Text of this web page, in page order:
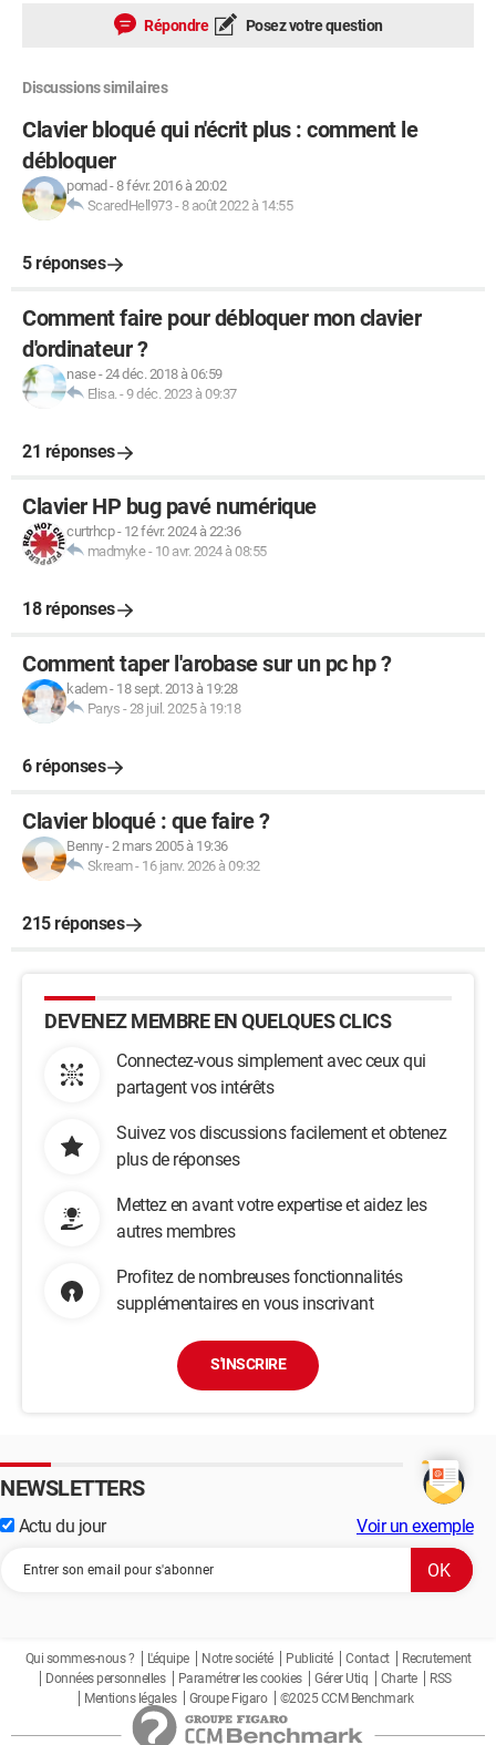
Répondre Posez votre question
Discussions similaires
Clavier bloqué qui n'écrit plus : comment le
débloquer
pomad -8 févr. 2016 à 20:02
ScaredHell973- 8 août 2022 à 14:55
5 réponses
Comment faire pour débloquer mon clavier
d'ordinateur ?
nase-24 déc. 2018 à 06:59
Elisa. -9 déc. 2023 à 09:37
21 réponses
Clavier HP bug pavé numérique
curtrhcp- 12 févr. 2024 à 22:36
madmyke- 10 avr. 2024 à 08:55
18 réponses
Comment taper l'arobase sur un pc hp ?
kadem- 18 sept. 2013 à 19:28
Parys -28 juil. 2025 à 19:18
6 réponses
Clavier bloqué : que faire ?
Benny-2 mars 2005 à 19:36
Skream- 16 janv. 2026 à 09:32
215 réponses
DEVENEZ MEMBRE EN QUELQUES CLICS
Connectez-vous simplement avec ceux qui
partagent vos intérêts
Suivez vos discussions facilement et obtenez
plus de réponses
Mettez en avant votre expertise et aidez les
autres membres
Profitez de nombreuses fonctionnalités
supplémentaires en vous inscrivant
S'INSCRIRE
NEWSLETTERS
Actu du jour Voir un exemple
Qui sommes-nous ? L'équipe Notre société Publicité Contact
Recrutement
Données personnelles
Paramétrer les cookies Gérer Utiq Charte
RSS
Mentions légales
Groupe Figaro ©2025 CCM Benchmark